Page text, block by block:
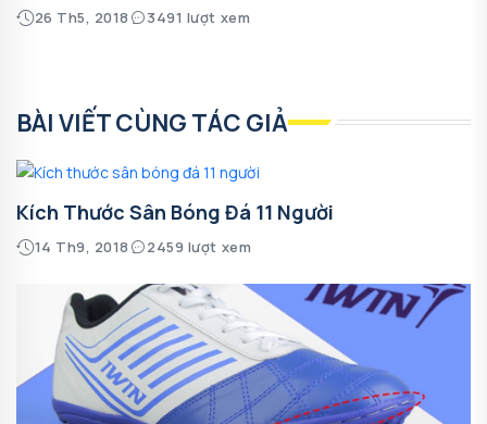
26 Th5, 2018 3491 lượt xem
BÀI VIẾT CÙNG TÁC GIẢ
Kích Thước Sân Bóng Đá 11 Người
14 Th9, 2018 2459 lượt xem